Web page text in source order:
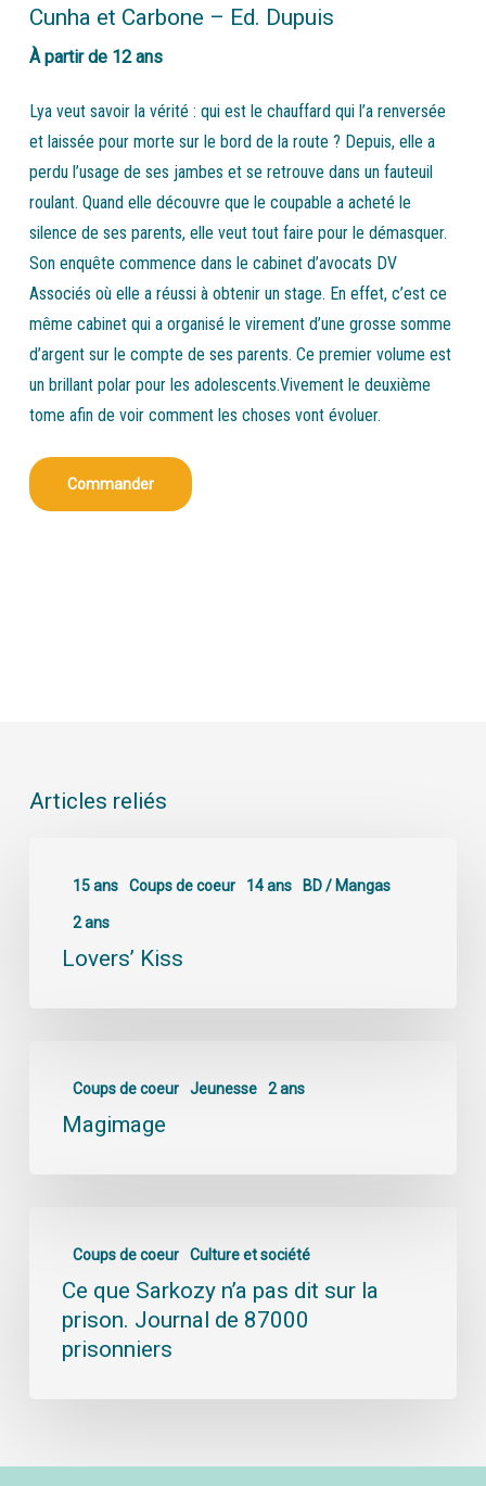
Cunha et Carbone – Ed. Dupuis
À partir de 12 ans
Lya veut savoir la vérité : qui est le chauffard qui l’a renversée
et laissée pour morte sur le bord de la route ? Depuis, elle a
perdu l’usage de ses jambes et se retrouve dans un fauteuil
roulant. Quand elle découvre que le coupable a acheté le
silence de ses parents, elle veut tout faire pour le démasquer.
Son enquête commence dans le cabinet d’avocats DV
Associés où elle a réussi à obtenir un stage. En effet, c’est ce
même cabinet qui a organisé le virement d’une grosse somme
d’argent sur le compte de ses parents. Ce premier volume est
un brillant polar pour les adolescents.Vivement le deuxième
tome afin de voir comment les choses vont évoluer.
Commander
Articles reliés
15 ans Coups de coeur 14 ans BD / Mangas
2 ans
Lovers’ Kiss
Coups de coeur Jeunesse 2 ans
Magimage
Coups de coeur Culture et société
Ce que Sarkozy n’a pas dit sur la
prison. Journal de 87000
prisonniers